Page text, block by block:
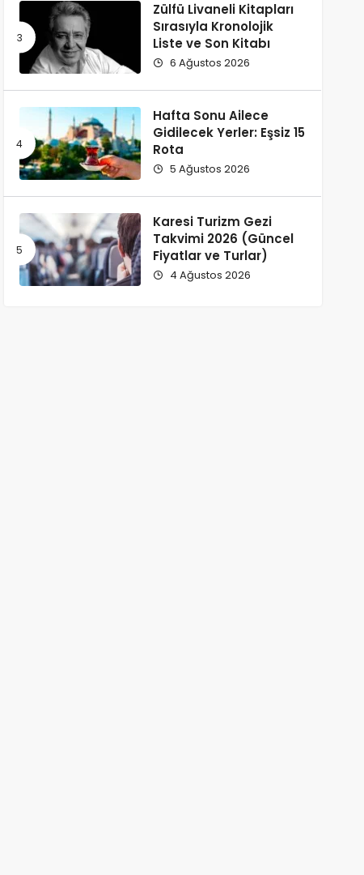
Zülfü Livaneli Kitapları
Sırasıyla Kronolojik
Liste ve Son Kitabı
6 Ağustos 2026
Hafta Sonu Ailece
Gidilecek Yerler: Eşsiz 15
Rota
5 Ağustos 2026
Karesi Turizm Gezi
Takvimi​ 2026 (Güncel
Fiyatlar ve Turlar)
4 Ağustos 2026